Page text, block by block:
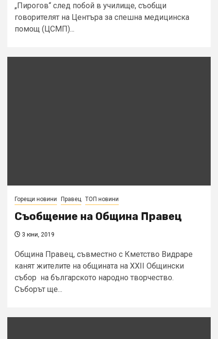
„Пирогов“ след побой в училище, съобщи
говорителят на Центъра за спешна медицинска
помощ (ЦСМП)...
Горещи новини Правец ТОП новини
Съобщение на Община Правец
3 юни, 2019
Община Правец, съвместно с Кметство Видраре
канят жителите на общината на XXII Общински
събор на българското народно творчество.
Съборът ще...